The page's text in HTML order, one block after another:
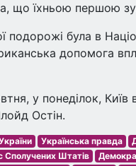
що їхньою першою
була в
допомога
у понеділок, Київ
Остін.
Українська правда
Сполучених Штатів